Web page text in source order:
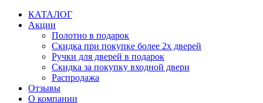
Перейти
содержимому
КАТАЛОГ
Акции
Полотно в подарок
Скидка при покупке более 2х дверей
Ручки для дверей в подарок
Скидка за покупку входной двери
Распродажа
Отзывы
О компании